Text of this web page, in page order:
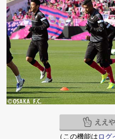
ええ
（この機能はログ